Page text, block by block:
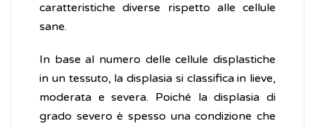
caratteristiche diverse rispetto alle cellule
sane.
In base al numero delle cellule displastiche
in un tessuto, la displasia si classifica in lieve,
moderata e severa. Poiché la displasia di
grado severo è spesso una condizione che